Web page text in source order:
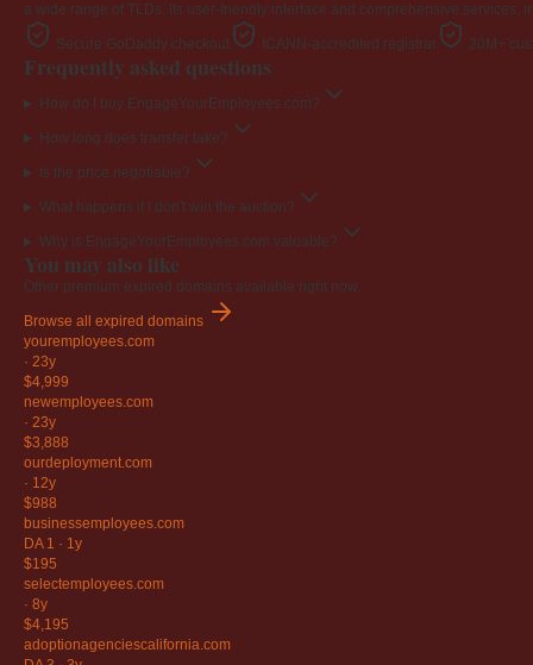
a wide range of TLDs. Its user-friendly interface and comprehensive
Secure GoDaddy checkout ICANN-accredited registrar 20M+
Frequently asked questions
How do I buy EngageYourEmployees.com?
How long does transfer take?
Is the price negotiable?
What happens if I don't win the auction?
Why is EngageYourEmployees.com valuable?
You may also like
Other premium expired domains available right now.
Browse all expired domains
youremployees.com
· 23y
$4,999
newemployees.com
· 23y
$3,888
ourdeployment.com
· 12y
$988
businessemployees.com
DA 1 · 1y
$195
selectemployees.com
· 8y
$4,195
adoptionagenciescalifornia.com